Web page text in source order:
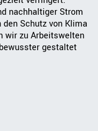
nachhaltiger Strom
Schutz von Klima
wir zu Arbeitswelten
gestaltet